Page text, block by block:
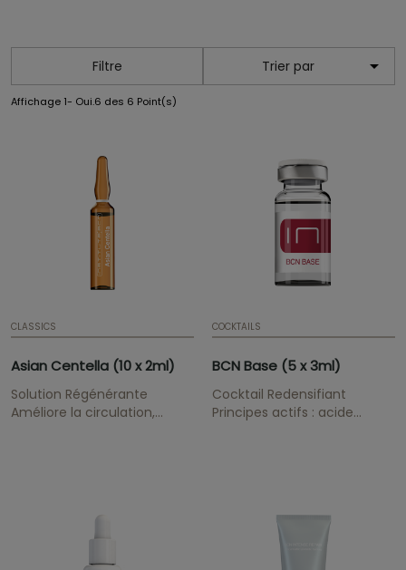
Filtre Trier par 
Affichage 1- Oui.6 des 6 Point(s)
CLASSICS
Asian Centella (10 x 2ml)
Solution Régénérante
Améliore la circulation,
mésothérapie
COCKTAILS
BCN Base (5 x 3ml)
Cocktail Redensifiant
Principes actifs : acide
cellules, a un effet
antioxydant.